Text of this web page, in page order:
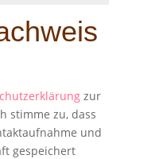
zur
stimme zu, dass
und
gespeichert